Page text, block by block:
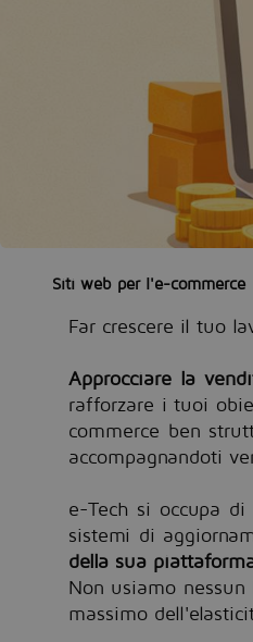
Siti web per l'e-commerce
Far crescere il tuo
Approcciare la
rafforzare i tuoi
commerce ben
accompagnandoti
e-Tech si occupa
sistemi di
della sua
Non usiamo
massimo